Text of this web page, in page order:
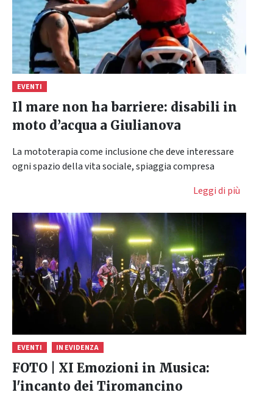
EVENTI
Il mare non ha barriere: disabili in
moto d’acqua a Giulianova
La mototerapia come inclusione che deve interessare
ogni spazio della vita sociale, spiaggia compresa
Leggi di più
EVENTI IN EVIDENZA
FOTO | XI Emozioni in Musica:
l'incanto dei Tiromancino